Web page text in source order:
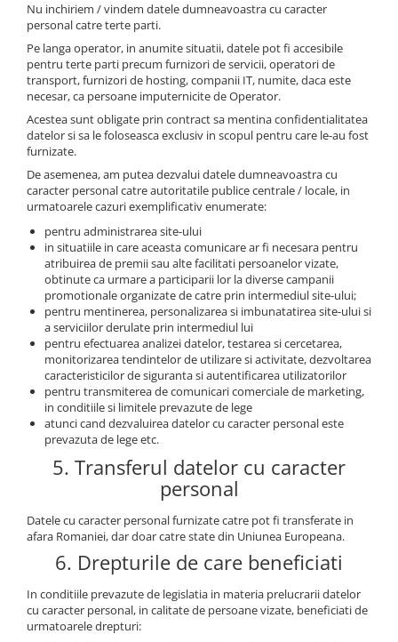
Nu inchiriem / vindem datele dumneavoastra cu caracter
personal catre terte parti.
Pe langa operator, in anumite situatii, datele pot fi accesibile
pentru terte parti precum furnizori de servicii, operatori de
transport, furnizori de hosting, companii IT, numite, daca este
necesar, ca persoane imputernicite de Operator.
Acestea sunt obligate prin contract sa mentina confidentialitatea
datelor si sa le foloseasca exclusiv in scopul pentru care le-au fost
furnizate.
De asemenea, am putea dezvalui datele dumneavoastra cu
caracter personal catre autoritatile publice centrale / locale, in
urmatoarele cazuri exemplificativ enumerate:
pentru administrarea site-ului
in situatiile in care aceasta comunicare ar fi necesara pentru
atribuirea de premii sau alte facilitati persoanelor vizate,
obtinute ca urmare a participarii lor la diverse campanii
promotionale organizate de catre prin intermediul site-ului;
pentru mentinerea, personalizarea si imbunatatirea site-ului si
a serviciilor derulate prin intermediul lui
pentru efectuarea analizei datelor, testarea si cercetarea,
monitorizarea tendintelor de utilizare si activitate, dezvoltarea
caracteristicilor de siguranta si autentificarea utilizatorilor
pentru transmiterea de comunicari comerciale de marketing,
in conditiile si limitele prevazute de lege
atunci cand dezvaluirea datelor cu caracter personal este
prevazuta de lege etc.
5. Transferul datelor cu caracter
personal
Datele cu caracter personal furnizate catre pot fi transferate in
afara Romaniei, dar doar catre state din Uniunea Europeana.
6. Drepturile de care beneficiati
In conditiile prevazute de legislatia in materia prelucrarii datelor
cu caracter personal, in calitate de persoane vizate, beneficiati de
urmatoarele drepturi: